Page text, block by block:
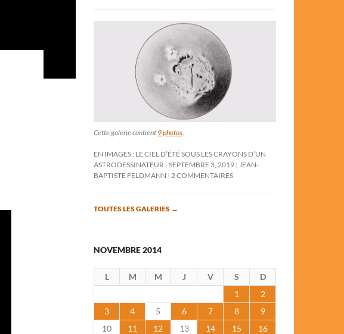
Cette galerie contient 9 photos
EN IMAGES : LE CIEL D’ÉTÉ SOUS LES CRAYONS D’UN
ASTRODESSINATEUR SEPTEMBRE 3, 2019
JEAN-
BAPTISTE FELDMANN
2 COMMENTAIRES
TOUTES LES GALERIES →
NOVEMBRE 2014
L M M J V S
D
1
2
3
4 5 6 7 8
9
10
11 12 13 14 15
16